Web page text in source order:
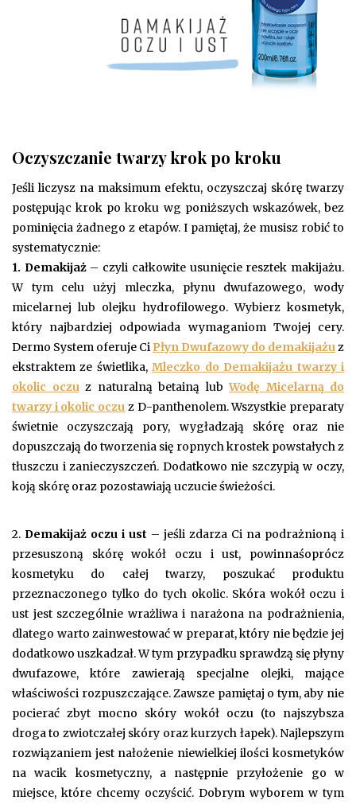
Oczyszczanie twarzy krok po kroku
Jeśli liczysz na maksimum efektu, oczyszczaj skórę twarzy
postępując krok po kroku wg poniższych wskazówek, bez
pominięcia żadnego z etapów. I pamiętaj, że musisz robić to
systematycznie:
1. Demakijaż– czyli całkowite usunięcie resztek makijażu.
W tym celu użyj mleczka, płynu dwufazowego, wody
micelarnej lub olejku hydrofilowego. Wybierz kosmetyk,
który najbardziej odpowiada wymaganiom Twojej cery.
Dermo System oferuje Ci Płyn Dwufazowy do demakijażu z
ekstraktem ze świetlika,Mleczko do Demakijażu twarzy i
okolic oczu z naturalną betainą lubWodę Micelarną do
twarzy i okolic oczu z D-panthenolem. Wszystkie preparaty
świetnie oczyszczają pory, wygładzają skórę oraz nie
dopuszczają do tworzenia się ropnych krostek powstałych z
tłuszczu i zanieczyszczeń. Dodatkowo nie szczypią w oczy,
koją skórę oraz pozostawiają uczucie świeżości.
2. Demakijaż oczu i ust – jeśli zdarza Ci na podrażnioną i
przesuszoną skórę wokół oczu i ust, powinnaśoprócz
kosmetyku do całej twarzy, poszukać produktu
przeznaczonego tylko do tych okolic. Skóra wokół oczu i
ust jest szczególnie wrażliwa i narażona na podrażnienia,
dlatego warto zainwestować w preparat, który nie będzie jej
dodatkowo uszkadzał. W tym przypadku sprawdzą się płyny
dwufazowe, które zawierają specjalne olejki, mające
właściwości rozpuszczające. Zawsze pamiętaj o tym, aby nie
pocierać zbyt mocno skóry wokół oczu (to najszybsza
droga to zwiotczałej skóry oraz kurzych łapek). Najlepszym
rozwiązaniem jest nałożenie niewielkiej ilości kosmetyków
na wacik kosmetyczny, a następnie przyłożenie go w
miejsce, które chcemy oczyścić. Dobrym wyborem w tym